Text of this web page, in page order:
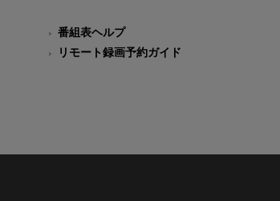
番組表ヘルプ
リモート録画予約ガイド